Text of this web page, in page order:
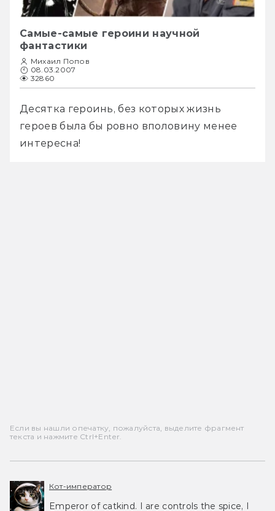
Самые-самые героини научной
фантастики
Михаил Попов
08.03.2007
32860
Десятка героинь, без которых жизнь
героев была бы ровно вполовину менее
интересна!
Если вы нашли опечатку, пожалуйста, выделите фрагмент
текста и нажмите Ctrl+Enter.
Кот-император
Emperor of catkind. I are controls the spice, I